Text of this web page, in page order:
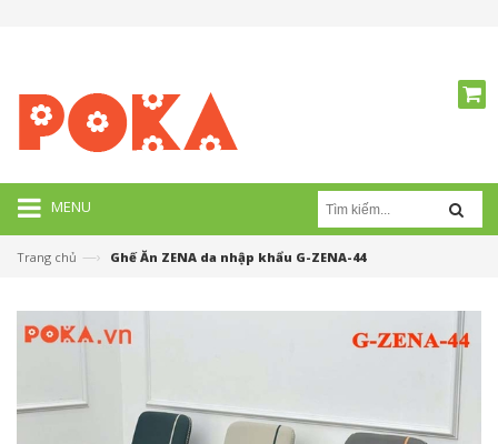
MENU
Trang chủ —› Ghế Ăn ZENA da nhập khẩu G-ZENA-44